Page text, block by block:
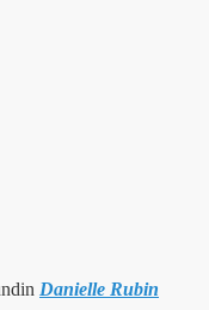
Danielle Rubin